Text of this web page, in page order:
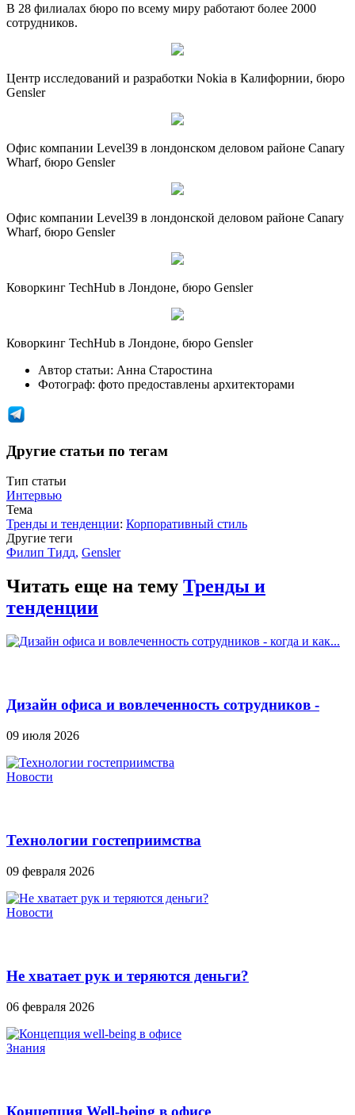
В 28 филиалах бюро по всему миру работают более 2000
сотрудников.
Центр исследований и разработки Nokia в Калифорнии, бюро
Gensler
Офис компании Level39 в лондонском деловом районе Canary
Wharf, бюро Gensler
Офис компании Level39 в лондонской деловом районе Canary
Wharf, бюро Gensler
Коворкинг TechHub в Лондоне, бюро Gensler
Коворкинг TechHub в Лондоне, бюро Gensler
Автор статьи: Анна Старостина
Фотограф: фото предоставлены архитекторами
Другие статьи по тегам
Тип статьи
Интервью
Тема
Тренды и тенденции: Корпоративный стиль
Другие теги
Филип Тидд, Gensler
Читать еще на тему Тренды и
тенденции
Дизайн офиса и вовлеченность сотрудников -
09 июля 2026
Новости
Технологии гостеприимства
09 февраля 2026
Новости
Не хватает рук и теряются деньги?
06 февраля 2026
Знания